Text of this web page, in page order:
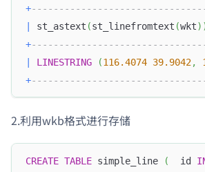
+
st_astext (st_linefromtext (wkt)
+
LINESTRING (116.4074 39.9042,
+
2.利用wkb格式进行存储
CREATE TABLE simple_line (
  id